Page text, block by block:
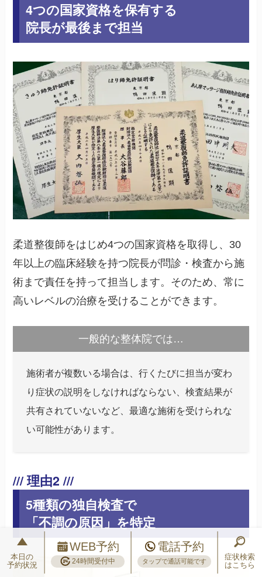
4つの国家資格を保有する
院長が最後まで担当
柔道整復師をはじめ4つの国家資格を取得し、30
年以上の臨床経験を持つ院長が問診・検査から施
術まで責任を持って担当します。そのため、常に
高いレベルの治療を受けることができます。
一般的な整体院では…
施術者が複数いる場合は、行くたびに担当が変わ
り症状の説明をしなければならない、検査結果が
共有されていないなど、最適な施術を受けられな
い可能性があります。
5種類の独自検査で
「不調の原因」を特定
本日の
予約状況
WEB予約
24時間受付中
電話予約
タップで通話可能です
症状検索
はこちら